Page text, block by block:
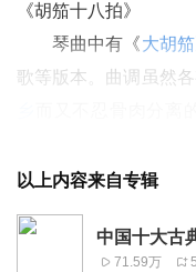
《胡笳十八拍》
琴曲中有《大胡笳
歌等版本。曲调虽然
以上内容来自专辑
中国十大古
71.59万